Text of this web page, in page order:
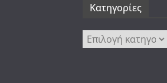
Kατηγορίες
Kατηγορίες